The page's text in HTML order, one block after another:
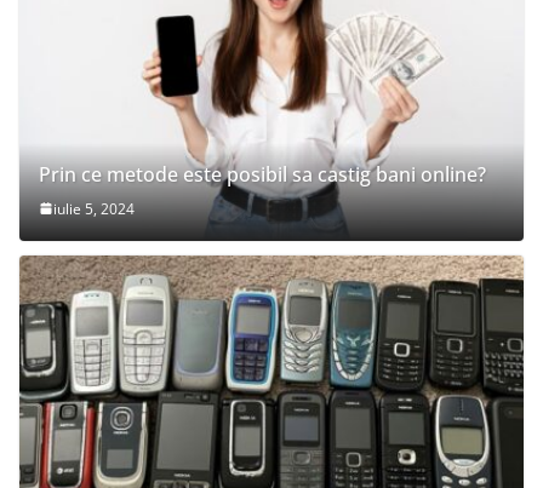
Prin ce metode este posibil sa castig bani online?
iulie 5, 2024